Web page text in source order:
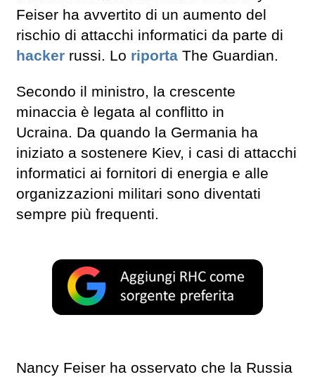
Feiser ha avvertito di un aumento del
rischio di attacchi informatici da parte di
hacker russi. Lo riporta The Guardian.
Secondo il ministro, la crescente
minaccia è legata al conflitto in
Ucraina. Da quando la Germania ha
iniziato a sostenere Kiev, i casi di attacchi
informatici ai fornitori di energia e alle
organizzazioni militari sono diventati
sempre più frequenti.
Nancy Feiser ha osservato che la Russia